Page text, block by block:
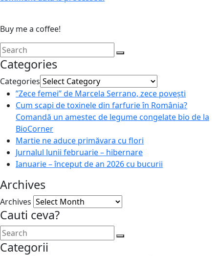
Buy me a coffee!
Categories
Categories
”Zece femei” de Marcela Serrano, zece povești
Cum scapi de toxinele din farfurie în România?
Comandă un amestec de legume congelate bio de la
BioCorner
Martie ne aduce primăvara cu flori
Jurnalul lunii februarie – hibernare
Ianuarie – început de an 2026 cu bucurii
Archives
Archives
Cauti ceva?
Categorii